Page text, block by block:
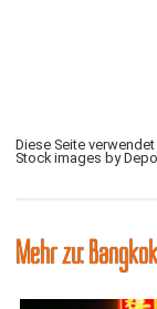
Diese Seite verwendet
Stock images by
Mehr zu: